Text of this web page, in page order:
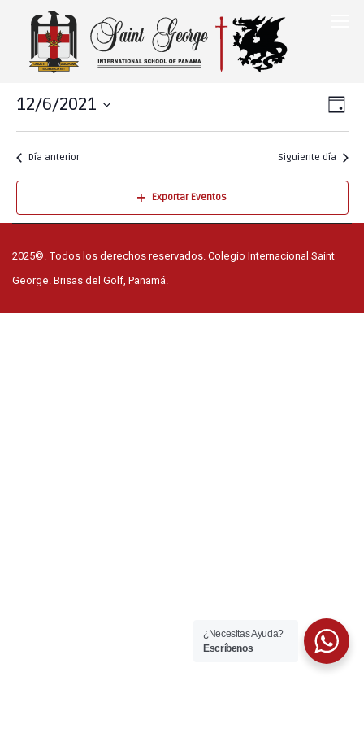
de
de
DÍA
12/6/2021
Día anterior Siguiente día
Exportar Eventos
2025©. Todos los derechos reservados. Colegio Internacional Saint
George. Brisas del Golf, Panamá.
¿Necesitas Ayuda?
Escríbenos